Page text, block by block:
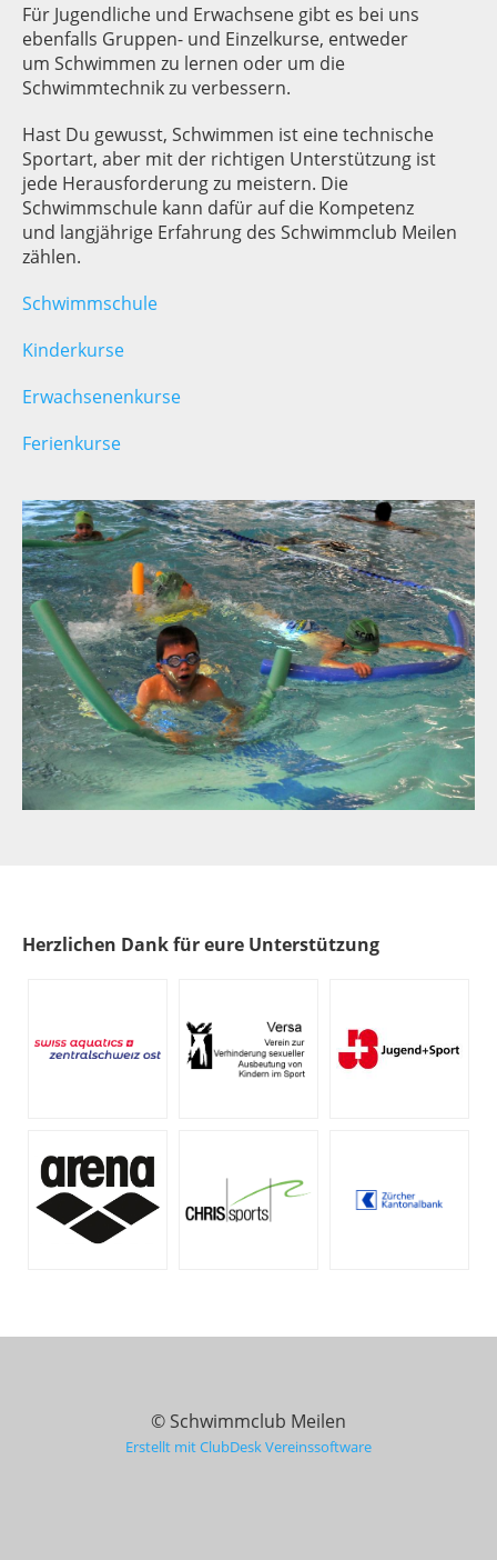
Für Jugendliche und Erwachsene gibt es bei uns
ebenfalls Gruppen- und Einzelkurse, entweder
um Schwimmen zu lernen oder um die
Schwimmtechnik zu verbessern.
Hast Du gewusst, Schwimmen ist eine technische
Sportart, aber mit der richtigen Unterstützung ist
jede Herausforderung zu meistern. Die
Schwimmschule kann dafür auf die Kompetenz
und langjährige Erfahrung des Schwimmclub Meilen
zählen.
Schwimmschule
Kinderkurse
Erwachsenenkurse
Ferienkurse
Herzlichen Dank für eure Unterstützung
© Schwimmclub Meilen
Erstellt mit ClubDesk Vereinssoftware